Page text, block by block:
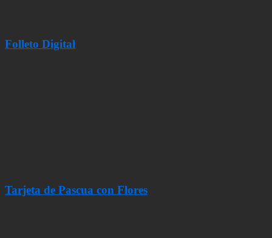
Folleto Digital
Tarjeta de Pascua con Flores